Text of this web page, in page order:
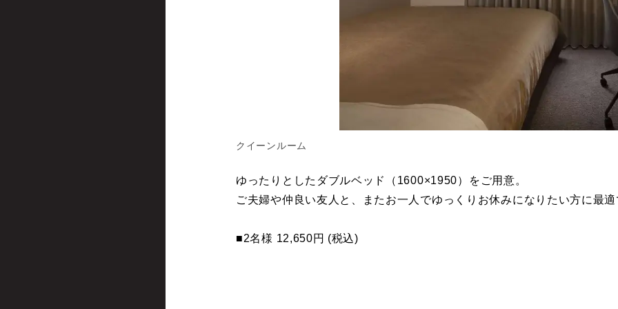
クイーンルーム
ゆったりとしたダブルベッド（1600×1950）をご用意。
ご夫婦や仲良い友人と、またお一人でゆっくりお休みになりたい方に最
■2名様 12,650円 (税込)